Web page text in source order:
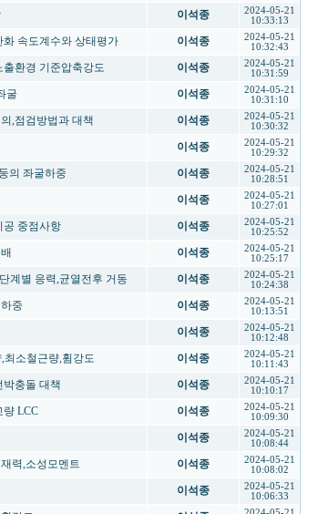
이석종
2024-05-21
10:33:13
화 속도계수와 상태평가 이석종
2024-05-21
10:32:43
출환경 기준압축강도 이석종
2024-05-21
10:31:59
굴 이석종
2024-05-21
10:31:10
,점검방법과 대책 이석종
2024-05-21
10:30:32
이석종
2024-05-21
10:29:32
의 좌굴하중 이석종
2024-05-21
10:28:51
이석종
2024-05-21
10:27:01
공 중점사항 이석종
2024-05-21
10:25:52
이석종
2024-05-21
10:25:17
계별 응력,균열전후 거동 이석종
2024-05-21
10:24:38
중 이석종
2024-05-21
10:13:51
이석종
2024-05-21
10:12:48
최소철근량,휨강도 이석종
2024-05-21
10:11:43
박충돌 대책 이석종
2024-05-21
10:10:17
량 LCC 이석종
2024-05-21
10:09:30
이석종
2024-05-21
10:08:44
력,소성모멘트 이석종
2024-05-21
10:08:02
이석종
2024-05-21
10:06:33